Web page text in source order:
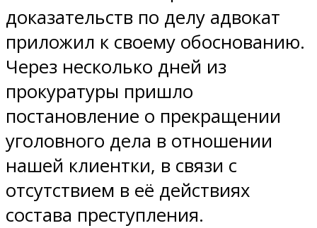
доказательств по делу адвокат
приложил к своему обоснованию.
Через несколько дней из
прокуратуры пришло
постановление о прекращении
уголовного дела в отношении
нашей клиентки, в связи с
отсутствием в её действиях
состава преступления.